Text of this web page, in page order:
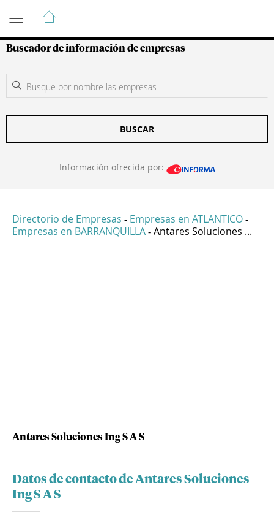
Guía de Empresas Colombianas
Buscador de información de empresas
BUSCAR
Información ofrecida por:
Directorio de Empresas - Empresas en ATLANTICO -
Empresas en BARRANQUILLA - Antares Soluciones ...
Antares Soluciones Ing S A S
Datos de contacto de Antares Soluciones
Ing S A S